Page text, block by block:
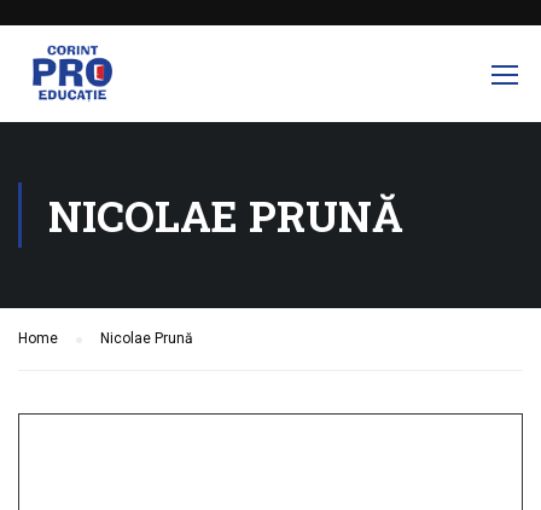
NICOLAE PRUNĂ
Home Nicolae Prună